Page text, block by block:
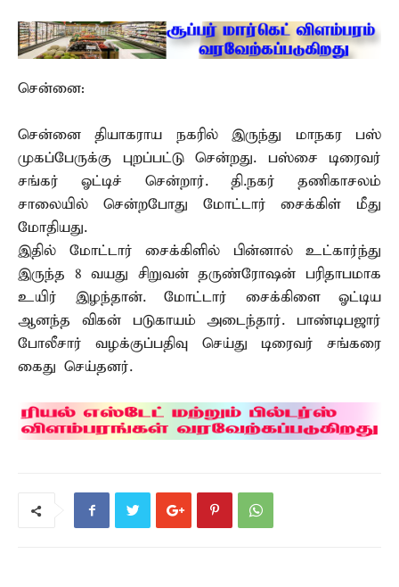
சென்னை:
சென்னை தியாகராய நகரில் இருந்து மாநகர பஸ்
முகப்பேருக்கு புறப்பட்டு சென்றது. பஸ்சை டிரைவர்
சங்கர் ஓட்டிச் சென்றார். தி.நகர் தணிகாசலம்
சாலையில் சென்றபோது மோட்டார் சைக்கிள் மீது
மோதியது.
இதில் மோட்டார் சைக்கிளில் பின்னால் உட்கார்ந்து
இருந்த 8 வயது சிறுவன் தருண்ரோஷன் பரிதாபமாக
உயிர் இழந்தான். மோட்டார் சைக்கிளை ஓட்டிய
ஆனந்த விகன் படுகாயம் அடைந்தார். பாண்டிபஜார்
போலீசார் வழக்குப்பதிவு செய்து டிரைவர் சங்கரை
கைது செய்தனர்.